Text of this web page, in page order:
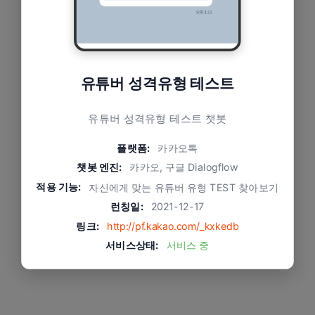
유튜버 성격유형 테스트
유튜버 성격유형 테스트 챗봇
플랫폼: 카카오톡
챗봇 엔진: 카카오, 구글 Dialogflow
적용 기능:
자신에게 맞는 유튜버 유형 TEST 찾아보기
런칭일:
2021-12-17
링크:
http://pf.kakao.com/_kxkedb
서비스상태:
서비스 중